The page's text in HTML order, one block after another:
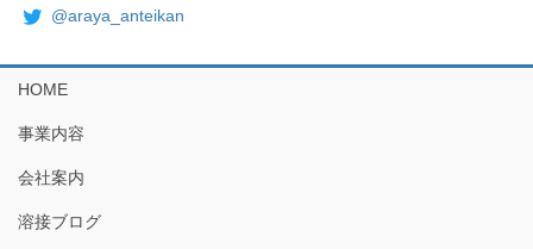
@araya_anteikan
HOME
事業内容
会社案内
溶接ブログ